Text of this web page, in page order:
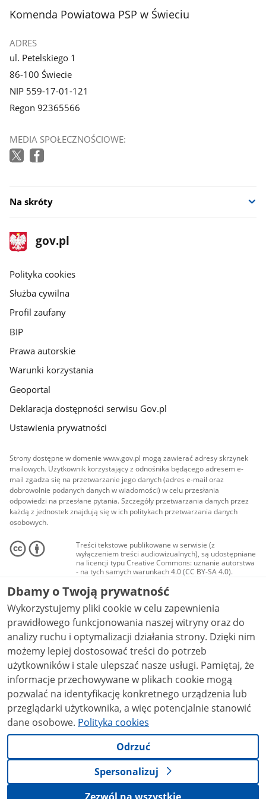
galerii.
galerii.
stopka
Komenda Powiatowa PSP w Świeciu
ADRES
ul. Petelskiego 1
86-100 Świecie
NIP 559-17-01-121
Regon 92365566
MEDIA SPOŁECZNOŚCIOWE:
Na skróty
stopka
gov.pl
Strona
gov.pl
gov.pl
Polityka cookies
Służba cywilna
Profil zaufany
BIP
Prawa autorskie
Warunki korzystania
Geoportal
Deklaracja dostępności serwisu Gov.pl
Ustawienia prywatności
Strony dostępne w domenie www.gov.pl mogą zawierać adresy skrzynek
mailowych. Użytkownik korzystający z odnośnika będącego adresem e-
mail zgadza się na przetwarzanie jego danych (adres e-mail oraz
dobrowolnie podanych danych w wiadomości) w celu przesłania
odpowiedzi na przesłane pytania. Szczegóły przetwarzania danych przez
każdą z jednostek znajdują się w ich politykach przetwarzania danych
osobowych.
Treści tekstowe publikowane w serwisie (z
wyłączeniem treści audiowizualnych), są udostępniane
na licencji typu Creative Commons: uznanie autorstwa
- na tych samych warunkach 4.0 (CC BY-SA 4.0).
Materiały audiowizualne, w tym zdjęcia, materiały
audio i wideo, są udostępniane na licencji typu
Creative Commons: uznanie autorstwa użycie
niekomercyjne - bez utworów zależnych 4.0 (CC BY-
NC-ND 4.0), o ile nie jest to stwierdzone inaczej.
Dbamy o Twoją prywatność
Wykorzystujemy pliki cookie w celu zapewnienia
prawidłowego funkcjonowania naszej witryny oraz do
analizy ruchu i optymalizacji działania strony. Dzięki nim
możemy lepiej dostosować treści do potrzeb
użytkowników i stale ulepszać nasze usługi. Pamiętaj, że
informacje przechowywane w plikach cookie mogą
pozwalać na identyfikację konkretnego urządzenia lub
przeglądarki użytkownika, a więc potencjalnie stanowić
dane osobowe. Polityka cookies
Odrzuć
Spersonalizuj